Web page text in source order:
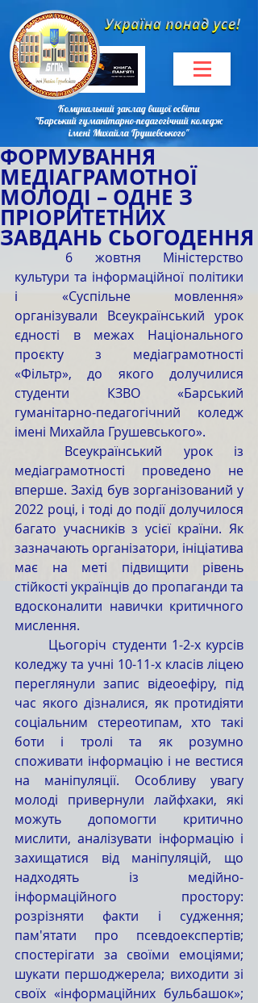
Комунальний заклад вищої освіти
"Барський гуманітарно-педагогічний коледж
імені Михайла Грушевського"
ФОРМУВАННЯ
МЕДІАГРАМОТНОЇ
МОЛОДІ – ОДНЕ З
ПРІОРИТЕТНИХ
ЗАВДАНЬ СЬОГОДЕННЯ
культури та інформаційної політики
і «Суспільне мовлення»
організували Всеукраїнський урок
єдності в межах Національного
проєкту з медіаграмотності
«Фільтр», до якого долучилися
студенти КЗВО «Барський
гуманітарно-педагогічний коледж
імені Михайла Грушевського».
медіаграмотності проведено не
вперше. Захід був зорганізований у
2022 році, і тоді до події долучилося
багато учасників з усієї країни. Як
зазначають організатори, ініціатива
має на меті підвищити рівень
стійкості українців до пропаганди та
вдосконалити навички критичного
мислення.
коледжу та учні 10-11-х класів ліцею
переглянули запис відеоефіру, під
час якого дізналися, як протидіяти
соціальним стереотипам, хто такі
боти і тролі та як розумно
споживати інформацію і не вестися
на маніпуляції. Особливу увагу
молоді привернули лайфхаки, які
можуть допомогти критично
мислити, аналізувати інформацію і
захищатися від маніпуляцій, що
надходять із медійно-
інформаційного простору:
розрізняти факти і судження;
пам'ятати про псевдоекспертів;
спостерігати за своїми емоціями;
шукати першоджерела; виходити зі
своїх «інформаційних бульбашок»;